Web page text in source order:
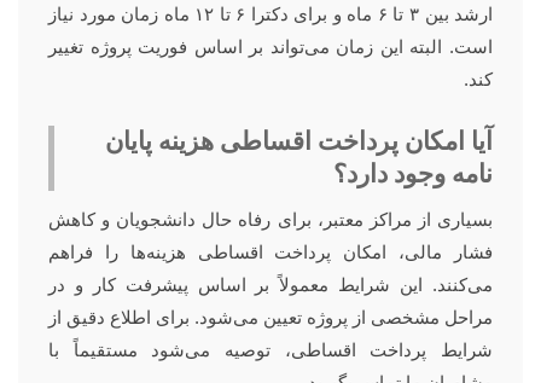
ارشد بین ۳ تا ۶ ماه و برای دکترا ۶ تا ۱۲ ماه زمان مورد نیاز
است. البته این زمان می‌تواند بر اساس فوریت پروژه تغییر
کند.
آیا امکان پرداخت اقساطی هزینه پایان
نامه وجود دارد؟
بسیاری از مراکز معتبر، برای رفاه حال دانشجویان و کاهش
فشار مالی، امکان پرداخت اقساطی هزینه‌ها را فراهم
می‌کنند. این شرایط معمولاً بر اساس پیشرفت کار و در
مراحل مشخصی از پروژه تعیین می‌شود. برای اطلاع دقیق از
شرایط پرداخت اقساطی، توصیه می‌شود مستقیماً با